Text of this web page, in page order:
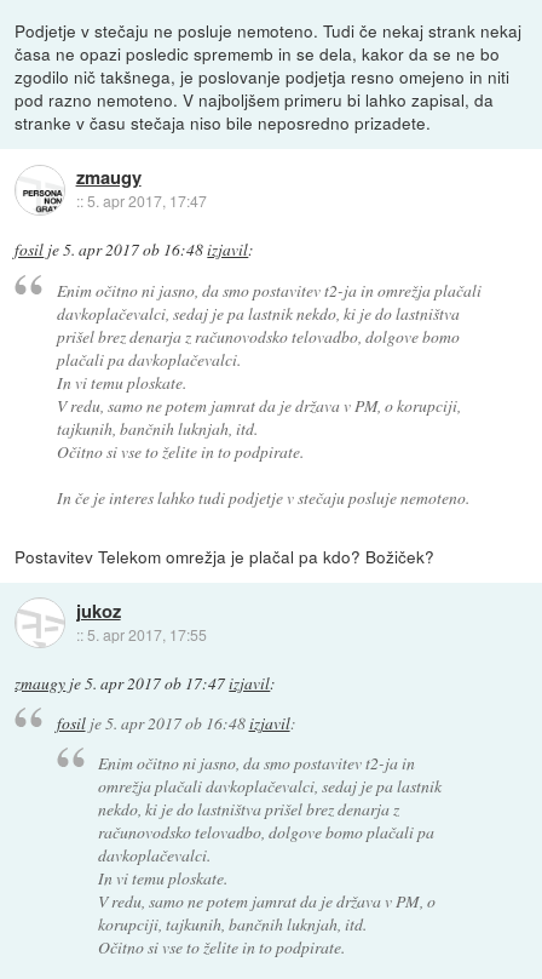
Podjetje v stečaju ne posluje nemoteno. Tudi če nekaj strank nekaj
časa ne opazi posledic sprememb in se dela, kakor da se ne bo
zgodilo nič takšnega, je poslovanje podjetja resno omejeno in niti
pod razno nemoteno. V najboljšem primeru bi lahko zapisal, da
stranke v času stečaja niso bile neposredno prizadete.
zmaugy
::5. apr 2017, 17:47
fosil je5. apr 2017 ob 16:48izjavil:
Enim očitno ni jasno, da smo postavitev t2-ja in omrežja plačali
davkoplačevalci, sedaj je pa lastnik nekdo, ki je do lastništva
prišel brez denarja z računovodsko telovadbo, dolgove bomo
plačali pa davkoplačevalci.
In vi temu ploskate.
V redu, samo ne potem jamrat da je država v PM, o korupciji,
tajkunih, bančnih luknjah, itd.
Očitno si vse to želite in to podpirate.
In če je interes lahko tudi podjetje v stečaju posluje nemoteno.
Postavitev Telekom omrežja je plačal pa kdo? Božiček?
jukoz
:: 5. apr 2017, 17:55
zmaugy je5. apr 2017 ob 17:47izjavil:
fosilje5. apr 2017 ob 16:48izjavil:
Enim očitno ni jasno, da smo postavitev t2-ja in
omrežja plačali davkoplačevalci, sedaj je pa lastnik
nekdo, ki je do lastništva prišel brez denarja z
računovodsko telovadbo, dolgove bomo plačali pa
davkoplačevalci.
In vi temu ploskate.
V redu, samo ne potem jamrat da je država v PM, o
korupciji, tajkunih, bančnih luknjah, itd.
Očitno si vse to želite in to podpirate.